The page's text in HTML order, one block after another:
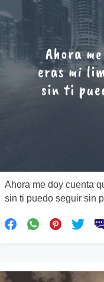
Ahora me doy cuenta
sin ti puedo seguir sin